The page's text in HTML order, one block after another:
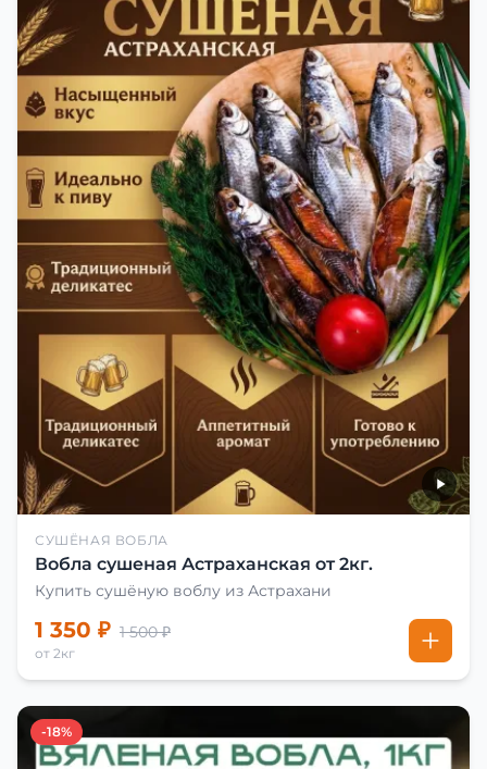
СУШЁНАЯ ВОБЛА
Вобла сушеная Астраханская от 2кг.
Купить сушёную воблу из Астрахани
1 350 ₽ 1 500 ₽
от 2кг
-18%